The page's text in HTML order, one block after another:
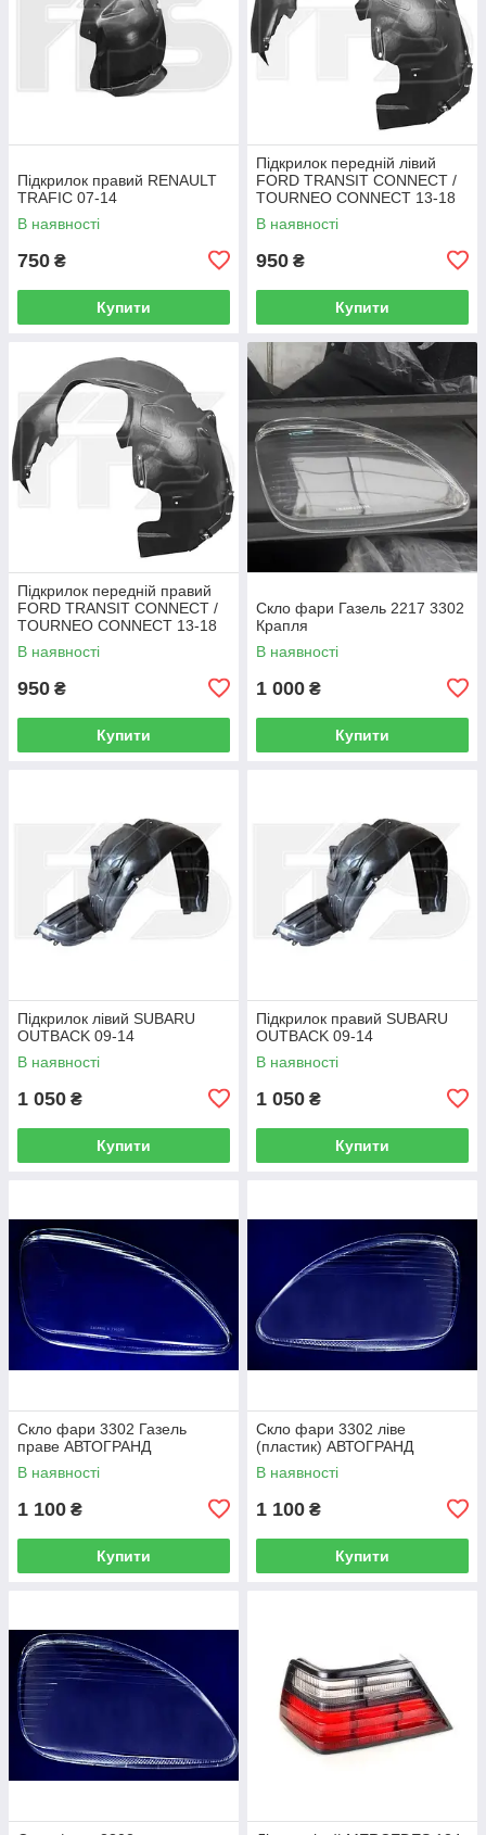
Підкрилок правий RENAULT
TRAFIC 07-14
В наявності
750 ₴
Купити
Підкрилок передній лівий
FORD TRANSIT CONNECT /
TOURNEO CONNECT 13-18
В наявності
950 ₴
Купити
Підкрилок передній правий
FORD TRANSIT CONNECT /
TOURNEO CONNECT 13-18
В наявності
950 ₴
Купити
Скло фари Газель 2217 3302
Крапля
В наявності
1 000 ₴
Купити
Підкрилок лівий SUBARU
OUTBACK 09-14
В наявності
1 050 ₴
Купити
Підкрилок правий SUBARU
OUTBACK 09-14
В наявності
1 050 ₴
Купити
Скло фари 3302 Газель
праве АВТОГРАНД
В наявності
1 100 ₴
Купити
Скло фари 3302 ліве
(пластик) АВТОГРАНД
В наявності
1 100 ₴
Купити